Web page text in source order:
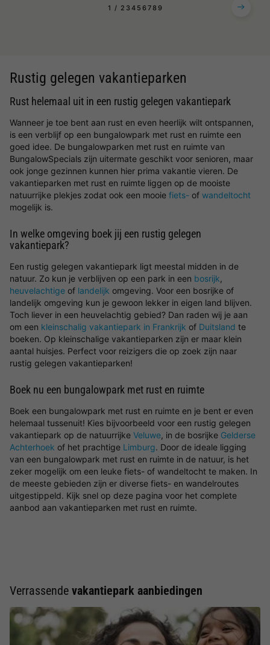
1 2 3 4 5 67 8 9
Rustig gelegen vakantieparken
Rust helemaal uit in een rustig gelegen vakantiepark
Wanneer je toe bent aan rust en even heerlijk wilt ontspannen,
is een verblijf op een bungalowpark met rust en ruimte een
goed idee. De bungalowparken met rust en ruimte van
BungalowSpecials zijn uitermate geschikt voor senioren, maar
ook jonge gezinnen kunnen hier prima vakantie vieren. De
vakantieparken met rust en ruimte liggen op de mooiste
natuurrijke plekjes zodat ook een mooie fiets- of wandeltocht
mogelijk is.
In welke omgeving boek jij een rustig gelegen
vakantiepark?
Een rustig gelegen vakantiepark ligt meestal midden in de
natuur. Zo kun je verblijven op een park in een bosrijk,
heuvelachtige of landelijk omgeving. Voor een bosrijke of
landelijk omgeving kun je gewoon lekker in eigen land blijven.
Toch liever in een heuvelachtig gebied? Dan raden wij je aan
om een kleinschalig vakantiepark in Frankrijk of Duitsland te
boeken. Op kleinschalige vakantieparken zijn er maar klein
aantal huisjes. Perfect voor reizigers die op zoek zijn naar
rustig gelegen vakantieparken!
Boek nu een bungalowpark met rust en ruimte
Boek een bungalowpark met rust en ruimte en je bent er even
helemaal tussenuit! Kies bijvoorbeeld voor een rustig gelegen
vakantiepark op de natuurrijke Veluwe, in de bosrijke Gelderse
Achterhoek of het prachtige Limburg. Door de ideale ligging
van een bungalowpark met rust en ruimte in de natuur, is het
zeker mogelijk om een leuke fiets- of wandeltocht te maken. In
de meeste gebieden zijn er diverse fiets- en wandelroutes
uitgestippeld. Kijk snel op deze pagina voor het complete
aanbod aan vakantieparken met rust en ruimte.
Verrassende vakantiepark aanbiedingen